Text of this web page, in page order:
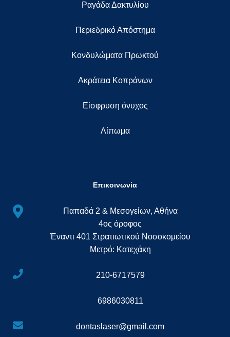
Ραγάδα Δακτυλίου
Περιεδρικό Απόστημα
Κονδυλώματα Πρωκτού
Ακράτεια Κοπράνων
Eίσφρυση όνυχος
Λίπωμα
Επικοινωνία
Παπαδά 2 & Μεσογείων, Αθήνα
4ος όροφος
Έναντι 401 Στρατιωτικού Νοσοκομείου
Μετρό: Κατεχάκη
210-6717579
6986030811
dontaslaser@gmail.com